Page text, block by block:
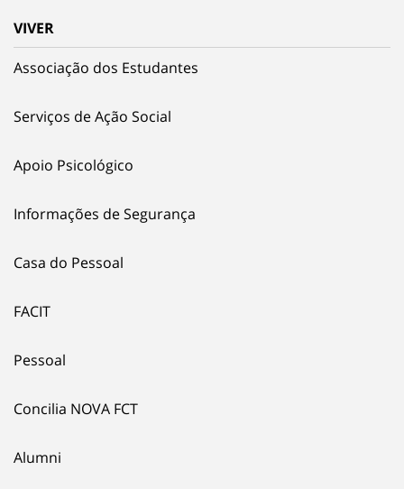
VIVER
Associação dos Estudantes
Serviços de Ação Social
Apoio Psicológico
Informações de Segurança
Casa do Pessoal
FACIT
Pessoal
Concilia NOVA FCT
Alumni